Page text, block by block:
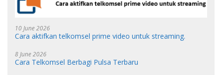
10 June 2026
Cara aktifkan telkomsel prime video untuk streaming.
8 June 2026
Cara Telkomsel Berbagi Pulsa Terbaru